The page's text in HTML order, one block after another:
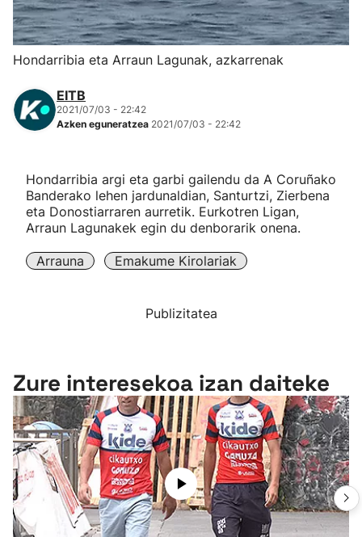
Herri-kirolak
Eskubaloia
Kirolak 360
Mendi-lasterketak
Hondarribia eta Arraun Lagunak, azkarrenak
EITB
2021/07/03 - 22:42
Azken eguneratzea 2021/07/03 - 22:42
Hondarribia argi eta garbi gailendu da A Coruñako
Banderako lehen jardunaldian, Santurtzi, Zierbena
eta Donostiarraren aurretik. Eurkotren Ligan,
Arraun Lagunakek egin du denborarik onena.
Arrauna Emakume Kirolariak
Publizitatea
Zure interesekoa izan daiteke